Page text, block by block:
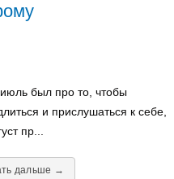
был про то, чтобы
и прислушаться к себе,
пр...
дальше →